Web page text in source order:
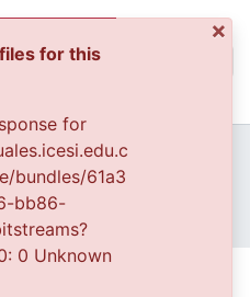
All of DSpace
Statistics
Archivo del Patrimonio Fotográfico y Fílmico del Valle del Cauca
Fondo Archivo del Patrimonio Fotográfico y Fílmico del Valle del Cauca
Lo Cotidiano
APFFVC - Fotos Familiares - Patrimonial
Marcial Peña con un grupo de amigos, bajo la sombra del árbol en el parque principal del municipio de Buenaventura
un grupo de
×
for this
for
bundles/61a3
bb86-
0 Unknown